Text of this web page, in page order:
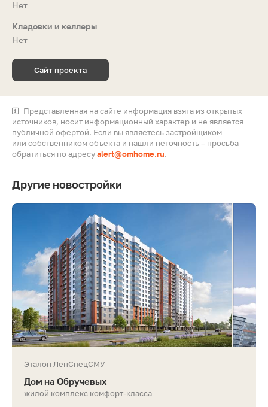
Нет
Кладовки и келлеры
Нет
Сайт проекта
Представленная на сайте информация взята из открытых
источников, носит информационный характер и не является
публичной офертой. Если вы являетесь застройщиком
или собственником объекта и нашли неточность – просьба
обратиться по адресуalert@omhome.ru.
Другие новостройки
Эталон ЛенСпецСМУ
Дом на Обручевых
жилой комплекс комфорт-класса